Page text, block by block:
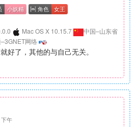
Mac OS X 10.15.7
中国–山东省
网络
好了，其他的与自己无关。
午